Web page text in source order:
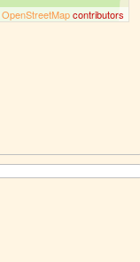
OpenStreetMapcontributors